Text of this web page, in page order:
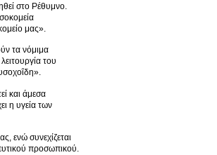
στο Ρέθυμνο.
μας».
τα νόμιμα
του
και άμεσα
η υγεία των
ενώ συνεχίζεται
προσωπικού.